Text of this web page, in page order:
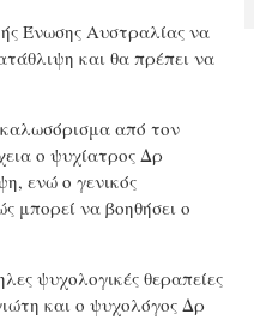
Ένωσης Αυστραλίας να
και θα πρέπει να
καλωσόρισμα από τον
ο ψυχίατρος Δρ
ενώ ο γενικός
μπορεί να βοηθήσει ο
ψυχολογικές θεραπείες
και ο ψυχολόγος Δρ